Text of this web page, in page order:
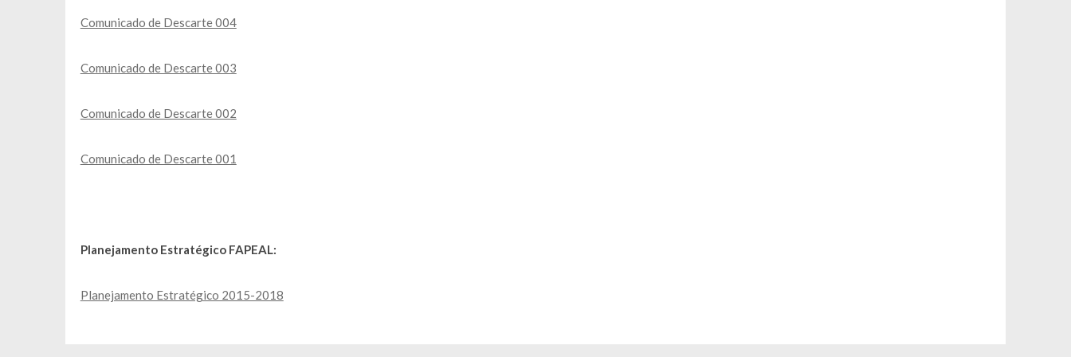
Comunicado de Descarte 004
Comunicado de Descarte 003
Comunicado de Descarte 002
Comunicado de Descarte 001
Planejamento Estratégico FAPEAL:
Planejamento Estratégico 2015-2018